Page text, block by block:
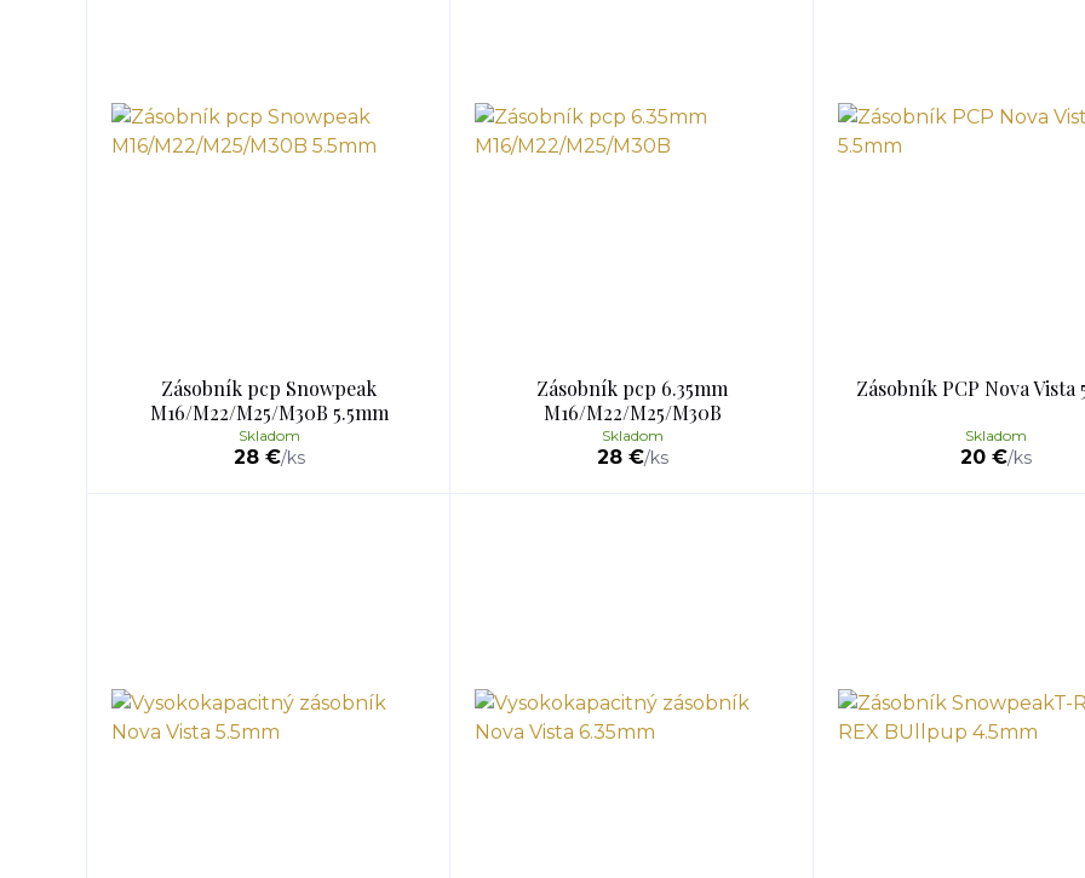
Zásobník pcp Snowpeak
M16/M22/M25/M30B 5.5mm
28 €/ks
Skladom
Zásobník pcp 6.35mm
M16/M22/M25/M30B
28 €/ks
Skladom
Zásobník PCP Nova Vista
20 €/ks
Skladom